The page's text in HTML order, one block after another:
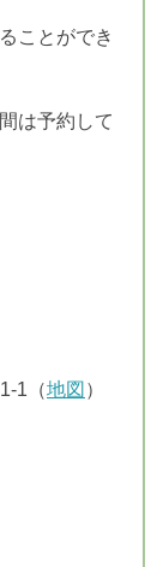
ことができ
は予約して
1（地図 ）